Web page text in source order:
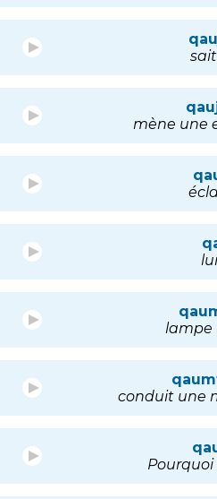
sait
mène une
lampe
conduit une